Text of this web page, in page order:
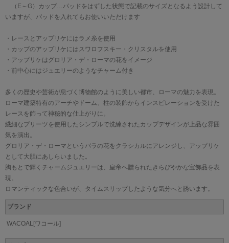
（E～G）カップ…パッドをはずした状態で記載のサイズとなるよう設計して
いますが、パッドを入れてもお使いいただけます
・レースとアップリケにはラメ糸を使用
・カップのアップリケにはスワロフスキー・クリスタルを使用
・アップリケはグロリア・デ・ローマの花をイメージ
・前中心にはジュエリーのようなチャーム付き
多くの歴史や芸術が息づく博物館のように美しい都市、ローマの魅力を表現。
ローマ建築特有のアーチやドーム、柱の装飾からインスピレーションを受けた
レースを飾って神秘的な仕上がりに。
繊細なプリーツを使用したシンプルで洗練されたカップデザインが上品な雰囲
気を演出。
グロリア・デ・ローマというバラの花をクラシカルにアレンジし、アップリケ
として大胆にあしらいました。
胸もとで輝くチャームジュエリーは、皇帝へ贈られたきらびやかな宝飾品を表
現。
ロマンティックな色合いが、タイムスリップしたような気分へと誘います。
ブランド
WACOAL[ワコール]